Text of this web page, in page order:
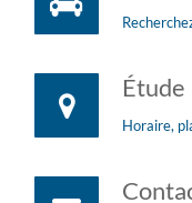
Étude
Horaire,